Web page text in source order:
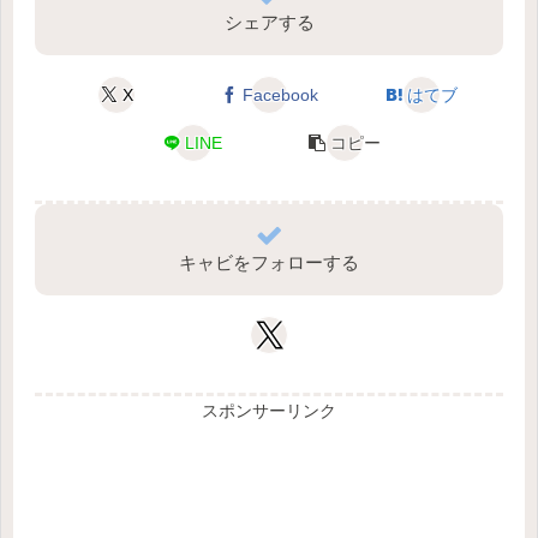
シェアする
X Facebook はてブ
LINE コピー
キャビをフォローする
スポンサーリンク